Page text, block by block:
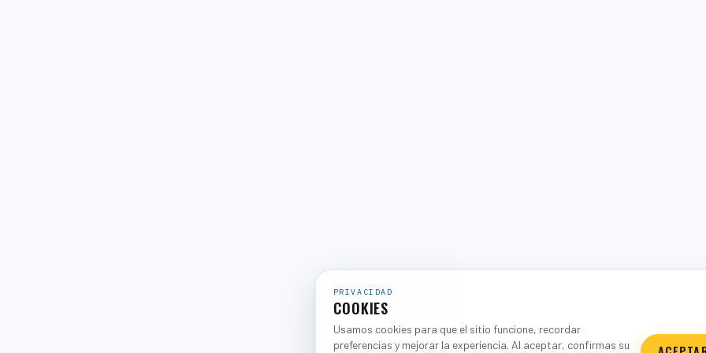
PRIVACIDAD
COOKIES
Usamos cookies para que el sitio funcione, recordar
preferencias y mejorar la experiencia. Al aceptar, confirmas su